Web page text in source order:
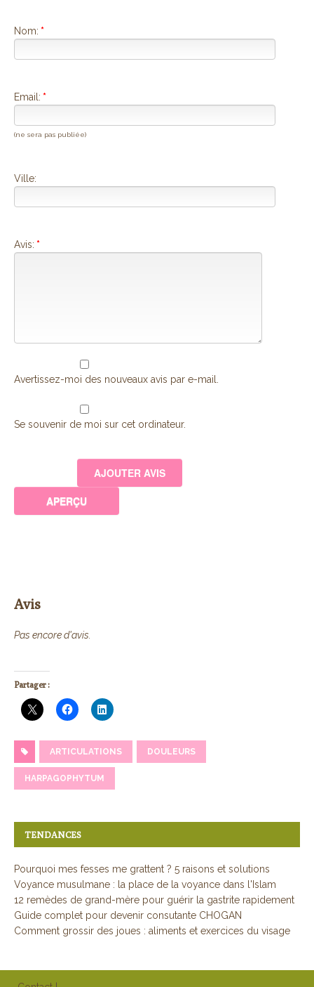
Nom: *
Email: *
(ne sera pas publiée)
Ville:
Avis: *
Avertissez-moi des nouveaux avis par e-mail.
Se souvenir de moi sur cet ordinateur.
Avis
Pas encore d'avis.
Partager :
ARTICULATIONS DOULEURS
HARPAGOPHYTUM
TENDANCES
Pourquoi mes fesses me grattent ? 5 raisons et solutions
Voyance musulmane : la place de la voyance dans l'Islam
12 remèdes de grand-mère pour guérir la gastrite rapidement
Guide complet pour devenir consutante CHOGAN
Comment grossir des joues : aliments et exercices du visage